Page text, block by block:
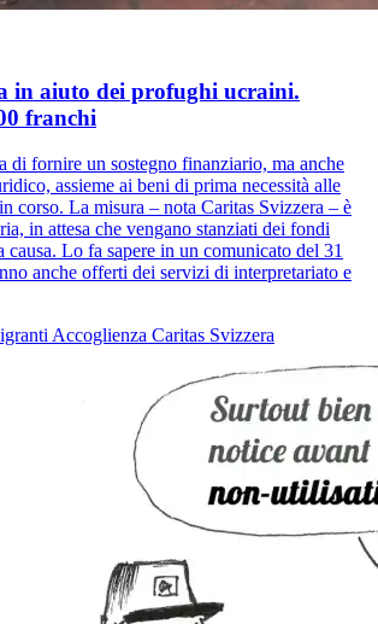
in aiuto dei profughi ucraini.
franchi
di fornire un sostegno finanziario, ma anche
assieme ai beni di prima necessità alle
corso. La misura – nota Caritas Svizzera – è
in attesa che vengano stanziati dei fondi
causa. Lo fa sapere in un comunicato del 31
anche offerti dei servizi di interpretariato e
Accoglienza Caritas Svizzera